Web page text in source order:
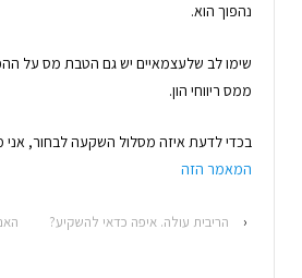
נהפוך הוא.
שימו לב שלעצמאיים יש גם הטבת מס על
ממס ריווחי הון.
בכדי לדעת איזה מסלול השקעה לבחור,
המאמר הזה
‹ הריבית עולה. איפה כדאי להשקיע?